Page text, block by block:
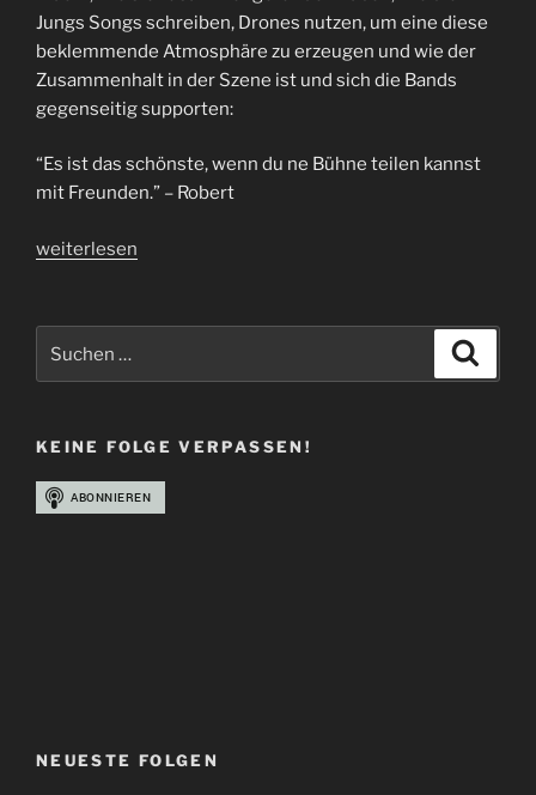
Jungs Songs schreiben, Drones nutzen, um eine diese
beklemmende Atmosphäre zu erzeugen und wie der
Zusammenhalt in der Szene ist und sich die Bands
gegenseitig supporten:
“Es ist das schönste, wenn du ne Bühne teilen kannst
mit Freunden.” – Robert
„Interview
Plague“
weiterlesen
KEINE FOLGE VERPASSEN!
NEUESTE FOLGEN